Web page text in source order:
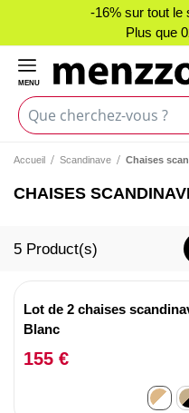
-16% sur tout le
Plus que
MENU
Accueil Scandinave Chaises
CHAISES
5 Product(s)
Lot de 2 chaises
Blanc
155 €